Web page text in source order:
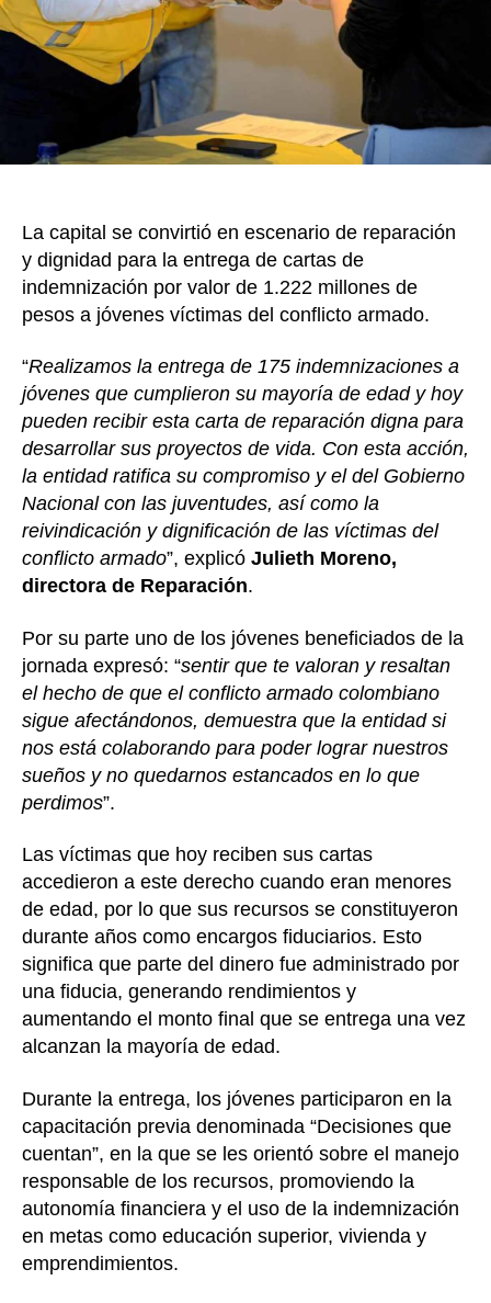
La capital se convirtió en escenario de reparación
y dignidad para la entrega de cartas de
indemnización por valor de 1.222 millones de
pesos a jóvenes víctimas del conflicto armado.
“Realizamos la entrega de 175 indemnizaciones a
jóvenes que cumplieron su mayoría de edad y hoy
pueden recibir esta carta de reparación digna para
desarrollar sus proyectos de vida. Con esta acción,
la entidad ratifica su compromiso y el del Gobierno
Nacional con las juventudes, así como la
reivindicación y dignificación de las víctimas del
conflicto armado”, explicó Julieth Moreno,
directora de Reparación.
Por su parte uno de los jóvenes beneficiados de la
jornada expresó: “sentir que te valoran y resaltan
el hecho de que el conflicto armado colombiano
sigue afectándonos, demuestra que la entidad si
nos está colaborando para poder lograr nuestros
sueños y no quedarnos estancados en lo que
perdimos”.
Las víctimas que hoy reciben sus cartas
accedieron a este derecho cuando eran menores
de edad, por lo que sus recursos se constituyeron
durante años como encargos fiduciarios. Esto
significa que parte del dinero fue administrado por
una fiducia, generando rendimientos y
aumentando el monto final que se entrega una vez
alcanzan la mayoría de edad.
Durante la entrega, los jóvenes participaron en la
capacitación previa denominada “Decisiones que
cuentan”, en la que se les orientó sobre el manejo
responsable de los recursos, promoviendo la
autonomía financiera y el uso de la indemnización
en metas como educación superior, vivienda y
emprendimientos.